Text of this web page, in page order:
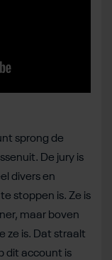
sprong de
De jury is
divers en
stoppen is. Ze is
maar boven
ze is. Dat straalt
dit account is